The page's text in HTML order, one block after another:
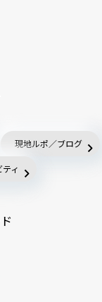
現地ルポ／ブログ
ィ